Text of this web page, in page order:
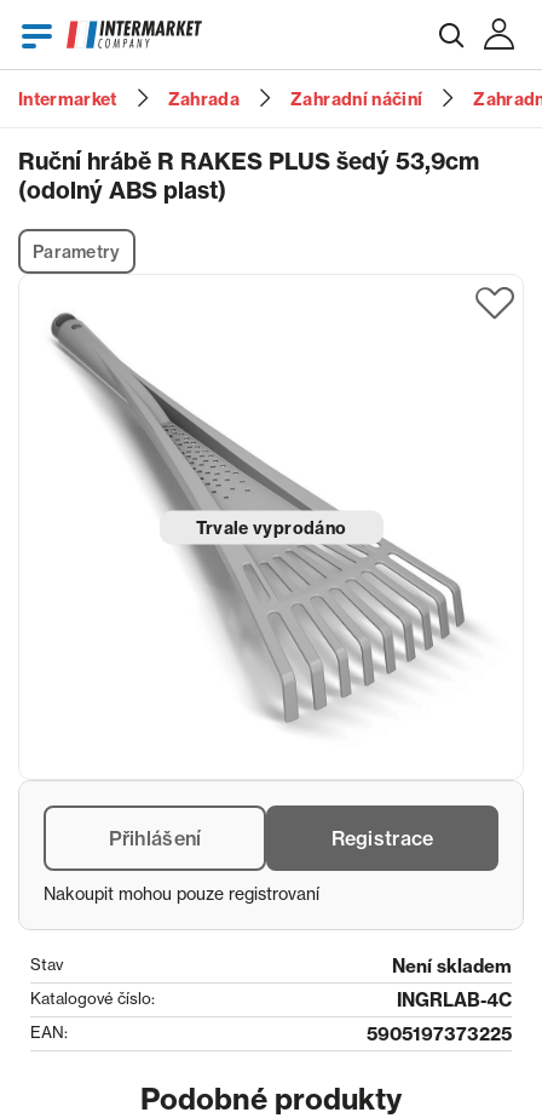
Heslo
Intermarket Zahrada Zahradní náčiní
Ruční hrábě R RAKES PLUS šedý 53,9cm
(odolný ABS plast)
Parametry
Trvale vyprodáno
Přihlášení Registrace
Nakoupit mohou pouze registrovaní
Stav Není skladem
Katalogové číslo: INGRLAB-4C
EAN: 5905197373225
Podobné produkty